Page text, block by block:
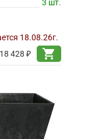
3 шт.
18.08.26г.
18 428 ₽
shopping_cart